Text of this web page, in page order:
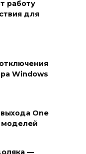
работу
для
Windows
One
моделей
—